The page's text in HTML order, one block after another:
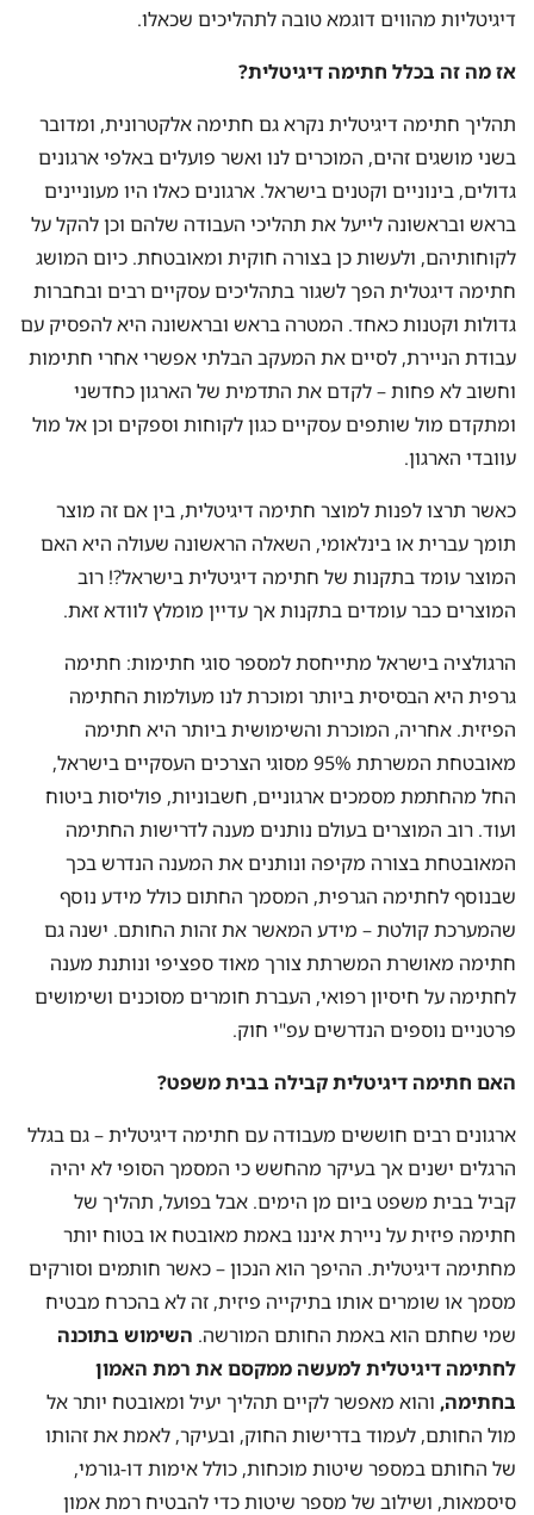
דיגיטליות מהווים דוגמא טובה לתהליכים שכאלו.
אז מה זה בכלל חתימה דיגיטלית?
תהליך חתימה דיגיטלית נקרא גם חתימה אלקטרונית, ומדובר
בשני מושגים זהים, המוכרים לנו ואשר פועלים באלפי ארגונים
גדולים, בינוניים וקטנים בישראל. ארגונים כאלו היו מעוניינים
בראש ובראשונה לייעל את תהליכי העבודה שלהם וכן להקל על
לקוחותיהם, ולעשות כן בצורה חוקית ומאובטחת. כיום המושג
חתימה דיגטלית הפך לשגור בתהליכים עסקיים רבים ובחברות
גדולות וקטנות כאחד. המטרה בראש ובראשונה היא להפסיק עם
עבודת הניירת, לסיים את המעקב הבלתי אפשרי אחרי חתימות
וחשוב לא פחות – לקדם את התדמית של הארגון כחדשני
ומתקדם מול שותפים עסקיים כגון לקוחות וספקים וכן אל מול
עוובדי הארגון.
כאשר תרצו לפנות למוצר חתימה דיגיטלית, בין אם זה מוצר
תומך עברית או בינלאומי, השאלה הראשונה שעולה היא האם
המוצר עומד בתקנות של חתימה דיגיטלית בישראל?! רוב
המוצרים כבר עומדים בתקנות אך עדיין מומלץ לוודא זאת.
הרגולציה בישראל מתייחסת למספר סוגי חתימות: חתימה
גרפית היא הבסיסית ביותר ומוכרת לנו מעולמות החתימה
הפיזית. אחריה, המוכרת והשימושית ביותר היא חתימה
מאובטחת המשרתת 95% מסוגי הצרכים העסקיים בישראל,
החל מהחתמת מסמכים ארגוניים, חשבוניות, פוליסות ביטוח
ועוד. רוב המוצרים בעולם נותנים מענה לדרישות החתימה
המאובטחת בצורה מקיפה ונותנים את המענה הנדרש בכך
שבנוסף לחתימה הגרפית, המסמך החתום כולל מידע נוסף
שהמערכת קולטת – מידע המאשר את זהות החותם. ישנה גם
חתימה מאושרת המשרתת צורך מאוד ספציפי ונותנת מענה
לחתימה על חיסיון רפואי, העברת חומרים מסוכנים ושימושים
פרטניים נוספים הנדרשים עפ"י חוק.
האם חתימה דיגיטלית קבילה בבית משפט?
ארגונים רבים חוששים מעבודה עם חתימה דיגיטלית – גם בגלל
הרגלים ישנים אך בעיקר מהחשש כי המסמך הסופי לא יהיה
קביל בבית משפט ביום מן הימים. אבל בפועל, תהליך של
חתימה פיזית על ניירת איננו באמת מאובטח או בטוח יותר
מחתימה דיגיטלית. ההיפך הוא הנכון – כאשר חותמים וסורקים
מסמך או שומרים אותו בתיקייה פיזית, זה לא בהכרח מבטיח
שמי שחתם הוא באמת החותם המורשה. השימוש בתוכנה
לחתימה דיגיטלית למעשה ממקסם את רמת האמון
בחתימה, והוא מאפשר לקיים תהליך יעיל ומאובטח יותר אל
מול החותם, לעמוד בדרישות החוק, ובעיקר, לאמת את זהותו
של החותם במספר שיטות מוכחות, כולל אימות דו-גורמי,
סיסמאות, ושילוב של מספר שיטות כדי להבטיח רמת אמון